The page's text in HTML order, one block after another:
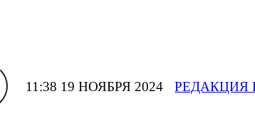
11:38 19 НОЯБРЯ 2024 РЕДАКЦИЯ